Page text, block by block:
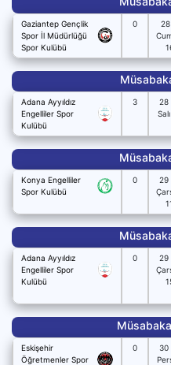
Gaziantep Gençlik
Spor İl Müdürlüğü
Spor Kulübü
0
Adana Ayyıldız
Engelliler Spor
Kulübü
3
28
Konya Engelliler
Spor Kulübü
0
29
Adana Ayyıldız
Engelliler Spor
Kulübü
0
29
Eskişehir
Öğretmenler Spor
0
30